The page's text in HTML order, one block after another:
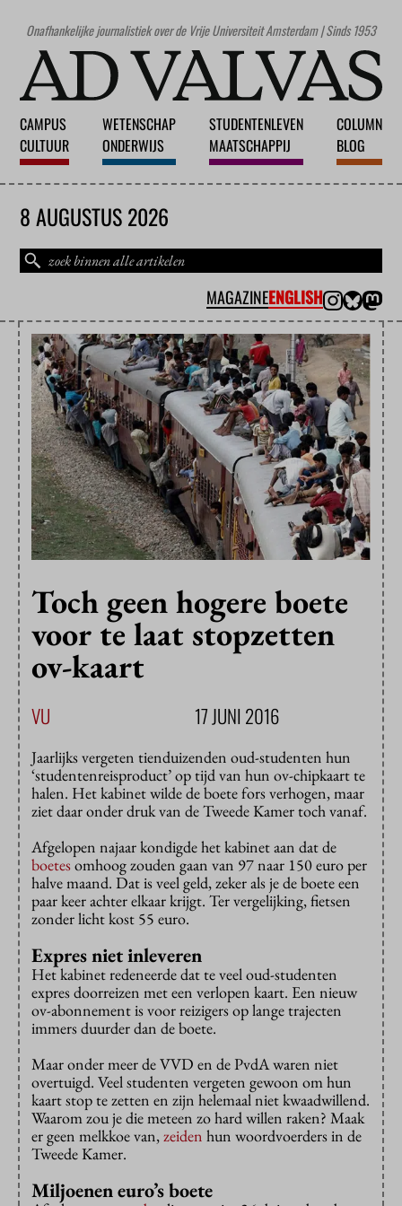
Onafhankelijke journalistiek over de Vrije Universiteit Amsterdam | Sinds 1953
CAMPUS
CULTUUR
WETENSCHAP
ONDERWIJS
STUDENTENLEVEN
MAATSCHAPPIJ
COLUMN
BLOG
8 AUGUSTUS 2026
MAGAZINEENGLISH
Toch geen hogere boete
voor te laat stopzetten
ov-kaart
VU 17 JUNI 2016
Jaarlijks vergeten tienduizenden oud-studenten hun
‘studentenreisproduct’ op tijd van hun ov-chipkaart te
halen. Het kabinet wilde de boete fors verhogen, maar
ziet daar onder druk van de Tweede Kamer toch vanaf.
Afgelopen najaar kondigde het kabinet aan dat de
boetesomhoog zouden gaan van 97 naar 150 euro per
halve maand. Dat is veel geld, zeker als je de boete een
paar keer achter elkaar krijgt. Ter vergelijking, fietsen
zonder licht kost 55 euro.
Expres niet inleveren
Het kabinet redeneerde dat te veel oud-studenten
expres doorreizen met een verlopen kaart. Een nieuw
ov-abonnement is voor reizigers op lange trajecten
immers duurder dan de boete.
Maar onder meer de VVD en de PvdA waren niet
overtuigd. Veel studenten vergeten gewoon om hun
kaart stop te zetten en zijn helemaal niet kwaadwillend.
Waarom zou je die meteen zo hard willen raken? Maak
er geen melkkoe van,zeiden hun woordvoerders in de
Tweede Kamer.
Miljoenen euro’s boete